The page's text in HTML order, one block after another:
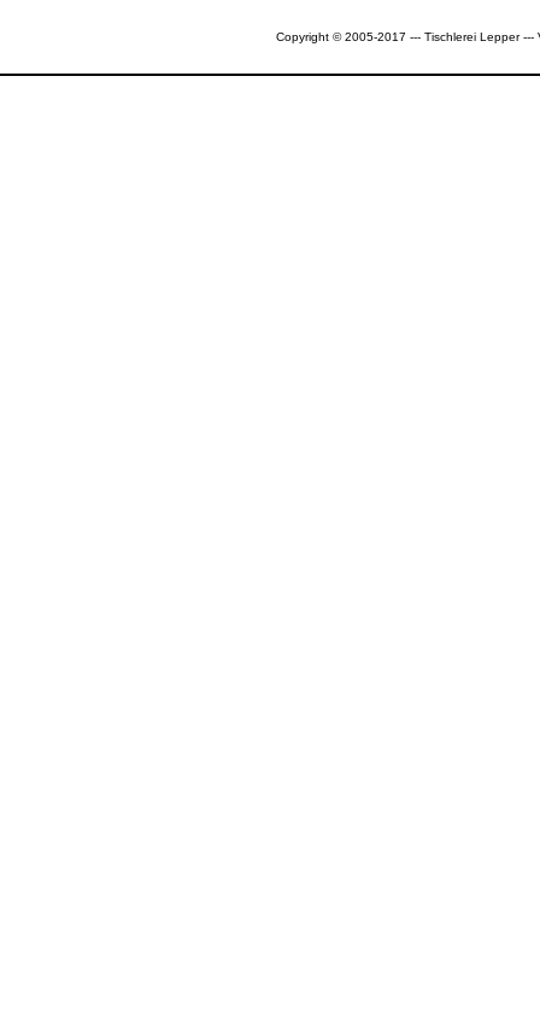
Copyright © 2005-2017 --- Tischlerei Lepper